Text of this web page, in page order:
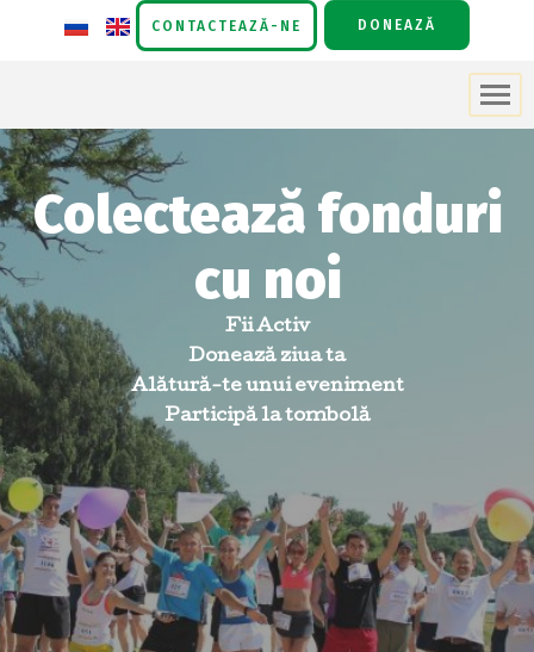
CONTACTEAZĂ-NE DONEAZĂ
Colectează fonduri
cu noi
Fii Activ
Donează ziua ta
Alătură-te unui eveniment
Participă la tombolă